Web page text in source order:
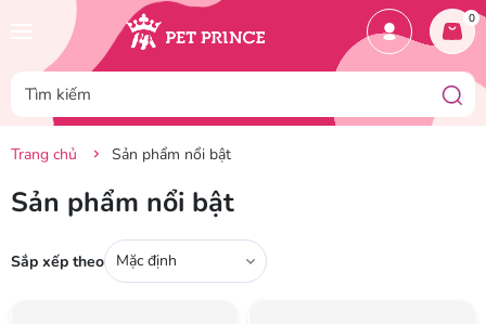
0
Trang chủ Sản phẩm nổi bật
Sản phẩm nổi bật
Sắp xếp theo Mặc định